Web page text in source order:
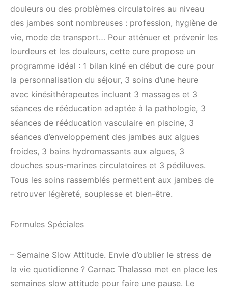
douleurs ou des problèmes circulatoires au niveau
des jambes sont nombreuses : profession, hygiène de
vie, mode de transport… Pour atténuer et prévenir les
lourdeurs et les douleurs, cette cure propose un
programme idéal : 1 bilan kiné en début de cure pour
la personnalisation du séjour, 3 soins d’une heure
avec kinésithérapeutes incluant 3 massages et 3
séances de rééducation adaptée à la pathologie, 3
séances de rééducation vasculaire en piscine, 3
séances d’enveloppement des jambes aux algues
froides, 3 bains hydromassants aux algues, 3
douches sous-marines circulatoires et 3 pédiluves.
Tous les soins rassemblés permettent aux jambes de
retrouver légèreté, souplesse et bien-être.
Formules Spéciales
– Semaine Slow Attitude. Envie d’oublier le stress de
la vie quotidienne ? Carnac Thalasso met en place les
semaines slow attitude pour faire une pause. Le